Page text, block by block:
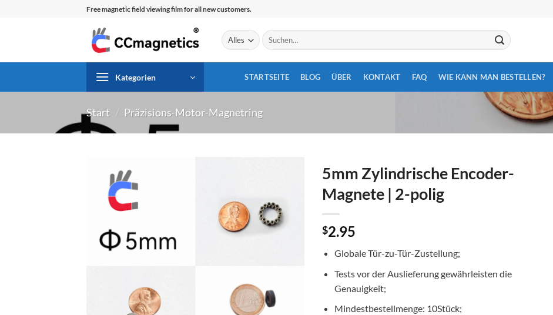
Free magnetic field viewing film for all new customers.
Suchen
nach:
Kategorien STARTSEITE BLOG ÜBER KONTAKT FAQ WIE KANN MAN BESTELLEN?
Start / Präzisions-Motor-Magnetring
5mm Zylindrische Encoder-
Magnete | 2-polig
$2.95
Globale Tür-zu-Tür-Zustellung;
Tests vor der Auslieferung gewährleisten die
Genauigkeit;
Mindestbestellmenge: 10Stück;